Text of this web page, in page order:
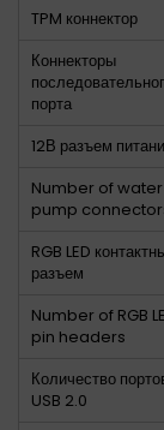
TPM коннектор
Коннекторы
порта
12В разъем
Number of water
pump
RGB LED
разъем
Number of RGB
pin headers
Количество
USB 2.0